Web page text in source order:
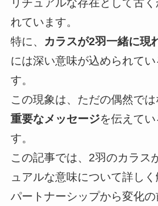
リチュアルな存在として古
れています。
特に、 カラスが2羽一緒に現
には深い意味が込められて
す。
この現象は、ただの偶然で
重要なメッセージを伝えてい
す。
この記事では、2羽のカラス
ュアルな意味について詳しく
パートナーシップから変化